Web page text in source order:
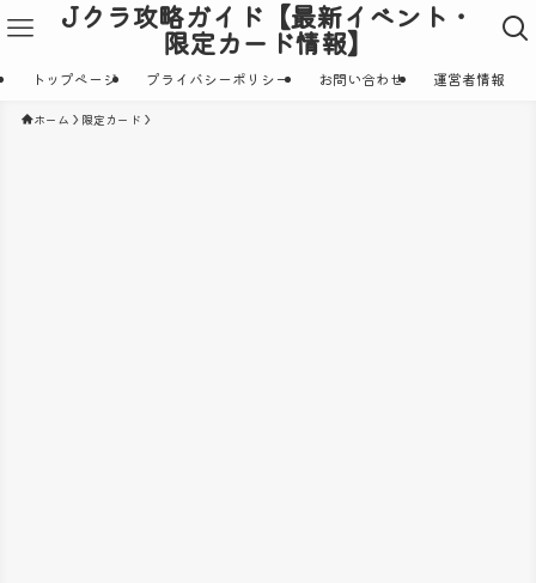
Jクラ攻略ガイド【最新イベント・
限定カード情報】
トップページ プライバシーポリシー お問い合わせ 運営者情報
ホーム 限定カード